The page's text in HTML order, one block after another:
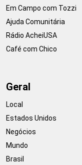
Em Campo com Tozzi
Ajuda Comunitária
Rádio AcheiUSA
Café com Chico
Geral
Local
Estados Unidos
Negócios
Mundo
Brasil